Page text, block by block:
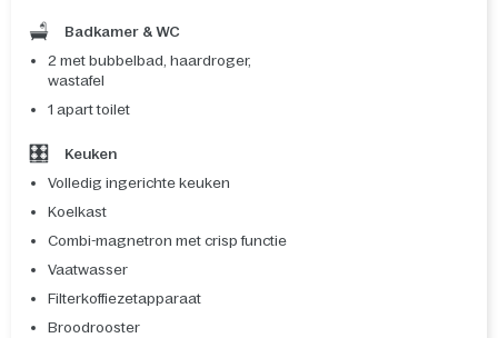
Badkamer & WC
2 met bubbelbad, haardroger,
wastafel
1 apart toilet
Keuken
Volledig ingerichte keuken
Koelkast
Combi-magnetron met crisp functie
Vaatwasser
Filterkoffiezetapparaat
Broodrooster